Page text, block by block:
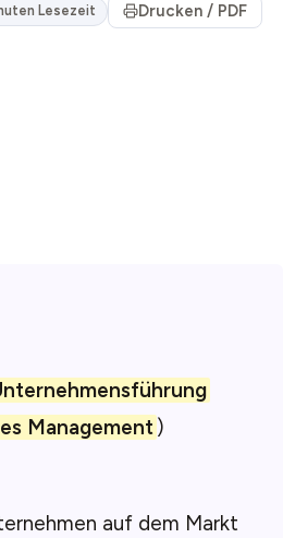
Lesezeit Drucken / PDF
Management)
auf dem Markt